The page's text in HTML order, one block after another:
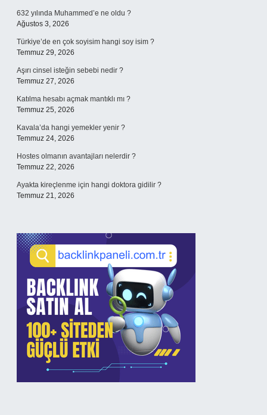
632 yılında Muhammed’e ne oldu ?
Ağustos 3, 2026
Türkiye’de en çok soyisim hangi soy isim ?
Temmuz 29, 2026
Aşırı cinsel isteğin sebebi nedir ?
Temmuz 27, 2026
Katılma hesabı açmak mantıklı mı ?
Temmuz 25, 2026
Kavala’da hangi yemekler yenir ?
Temmuz 24, 2026
Hostes olmanın avantajları nelerdir ?
Temmuz 22, 2026
Ayakta kireçlenme için hangi doktora gidilir ?
Temmuz 21, 2026